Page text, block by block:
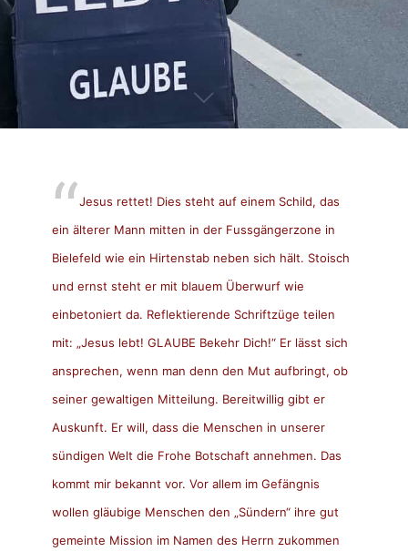
Jesus rettet! Dies steht auf einem Schild, das
ein älterer Mann mitten in der Fussgängerzone in
Bielefeld wie ein Hirtenstab neben sich hält. Stoisch
und ernst steht er mit blauem Überwurf wie
einbetoniert da. Reflektierende Schriftzüge teilen
mit: „Jesus lebt! GLAUBE Bekehr Dich!“ Er lässt sich
ansprechen, wenn man denn den Mut aufbringt, ob
seiner gewaltigen Mitteilung. Bereitwillig gibt er
Auskunft. Er will, dass die Menschen in unserer
sündigen Welt die Frohe Botschaft annehmen. Das
kommt mir bekannt vor. Vor allem im Gefängnis
wollen gläubige Menschen den „Sündern“ ihre gut
gemeinte Mission im Namen des Herrn zukommen